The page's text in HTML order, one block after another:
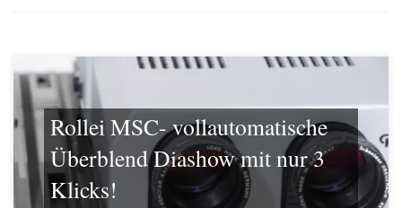
Rollei MSC- vollautomatische
Überblend Diashow mit nur 3
Klicks!